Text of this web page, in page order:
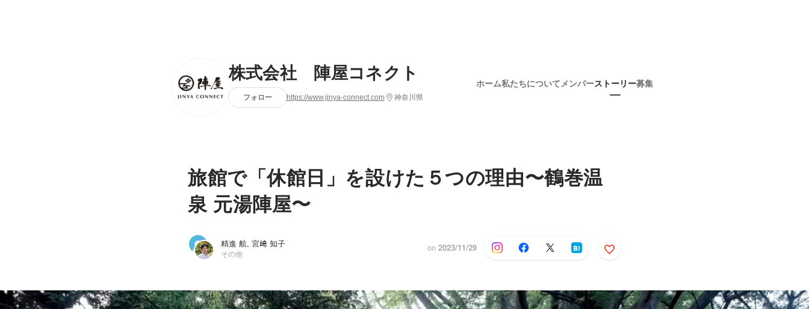
株式会社 陣屋コネクト
フォロー https://www.jinya-connect.com 神奈川県
ホーム私たちについて メンバーストーリー募集
旅館で「休館日」を設けた５つの理由〜鶴巻温
泉 元湯陣屋〜
精進 航, 宮﨑 知子
その他
on 2023/11/29